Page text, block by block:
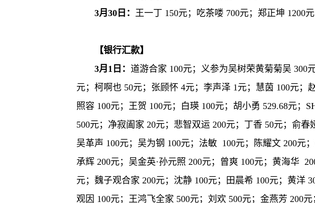
3月30日： 王一丁 150元；吃茶喽 700元；郑正坤 1200
【银行汇款】
3月1日： 道游合家 100元；义参为吴树荣黄菊菊吴 300
元；柯啊也 50元；张顾怀 4元；李声泽 1元；慧茵 100元；
照容 100元；王贺 100元；白瑛 100元；胡小勇 529.68元；
500元；净寂阖家 20元；悲智双运 200元；丁香 50元；俞春
吴革声 100元；吴为钢 100元；法敏 100元；陈耀文 200元
承辉 200元；吴金英·孙元照 200元；曾爽 100元；黄海华
元；魏子观合家 200元；沈静 100元；田晨希 100元；黄洋
观因 100元；王鸿飞全家 500元；刘欢 500元；金燕芳 200